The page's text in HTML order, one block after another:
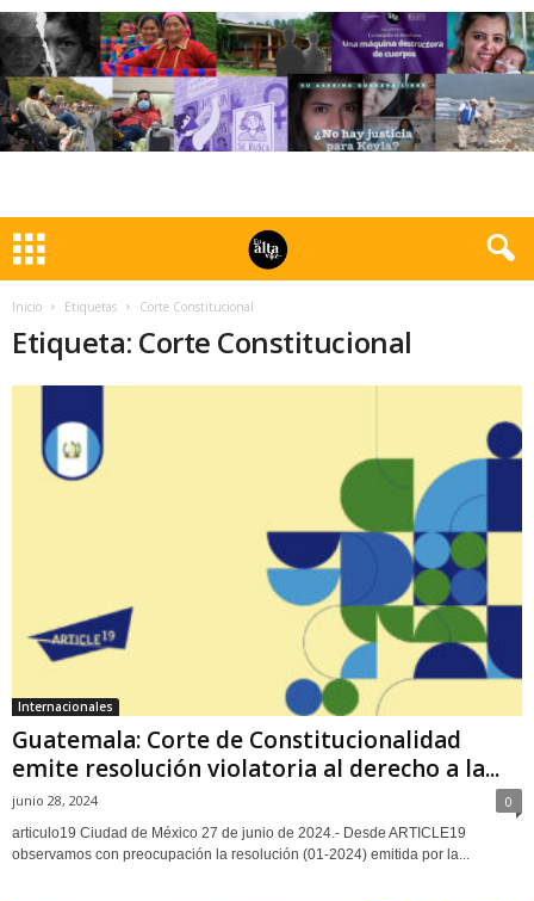
Inicio Etiquetas Corte Constitucional
Etiqueta: Corte Constitucional
Internacionales
Guatemala: Corte de Constitucionalidad
emite resolución violatoria al derecho a la...
junio 28, 2024 0
articulo19 Ciudad de México 27 de junio de 2024.- Desde ARTICLE19
observamos con preocupación la resolución (01-2024) emitida por la...